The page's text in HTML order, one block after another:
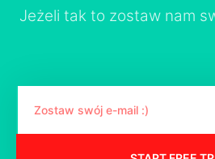
Jeżeli tak to zostaw nam